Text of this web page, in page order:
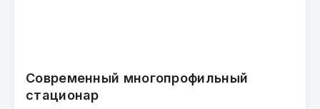
Современный многопрофильный
стационар